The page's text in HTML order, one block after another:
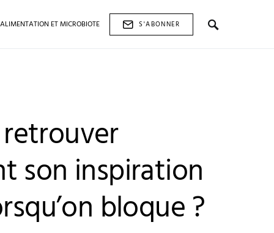
ALIMENTATION ET MICROBIOTE
S'ABONNER
son inspiration
bloque ?